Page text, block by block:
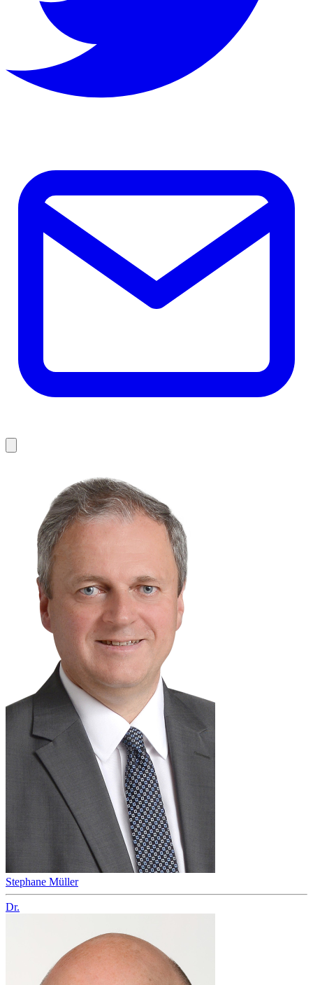
Stephane Müller
Dr.